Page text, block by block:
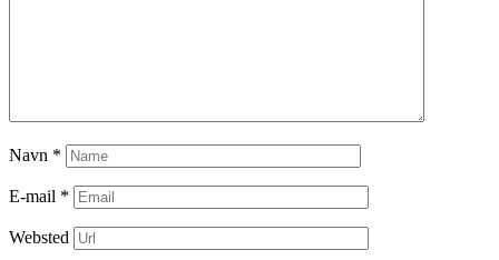
Navn *
E-mail *
Websted